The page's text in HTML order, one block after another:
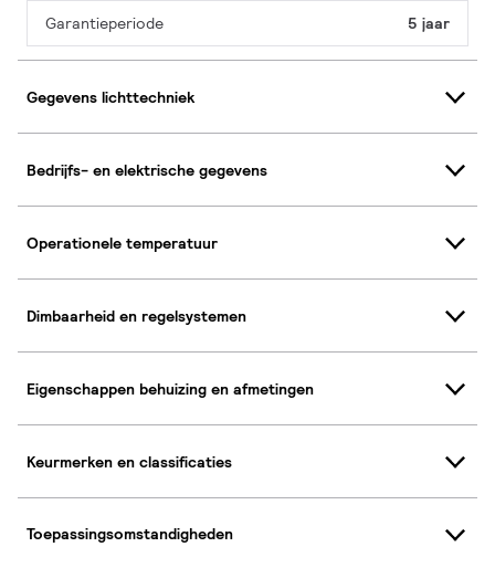
Garantieperiode 5 jaar
Gegevens lichttechniek
Bedrijfs- en elektrische gegevens
Operationele temperatuur
Dimbaarheid en regelsystemen
Eigenschappen behuizing en afmetingen
Keurmerken en classificaties
Toepassingsomstandigheden